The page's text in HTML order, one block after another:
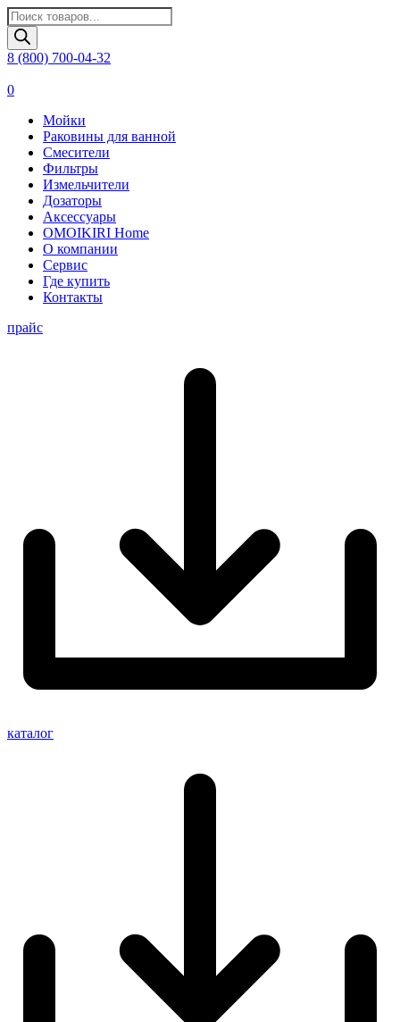
Поиск
товаров
8 (800) 700-04-32
0
Мойки
Раковины для ванной
Смесители
Фильтры
Измельчители
Дозаторы
Аксессуары
OMOIKIRI Home
О компании
Сервис
Где купить
Контакты
прайс
каталог